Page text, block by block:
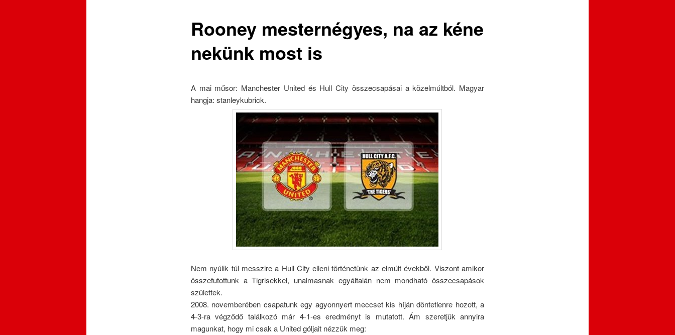
Rooney mesternégyes, na az kéne
nekünk most is
A mai műsor: Manchester United és Hull City összecsapásai a közelmúltból. Magyar
hangja: stanleykubrick.
Nem nyúlik túl messzire a Hull City elleni történetünk az elmúlt évekből. Viszont amikor
összefutottunk a Tigrisekkel, unalmasnak egyáltalán nem mondható összecsapások
születtek.
2008. novemberében csapatunk egy agyonnyert meccset kis híján döntetlenre hozott, a
4-3-ra végződő találkozó már 4-1-es eredményt is mutatott. Ám szeretjük annyira
magunkat, hogy mi csak a United góljait nézzük meg: